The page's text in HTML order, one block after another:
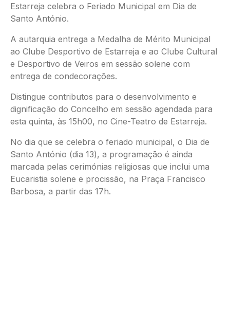
Estarreja celebra o Feriado Municipal em Dia de
Santo António.
A autarquia entrega a Medalha de Mérito Municipal
ao Clube Desportivo de Estarreja e ao Clube Cultural
e Desportivo de Veiros em sessão solene com
entrega de condecorações.
Distingue contributos para o desenvolvimento e
dignificação do Concelho em sessão agendada para
esta quinta, às 15h00, no Cine-Teatro de Estarreja.
No dia que se celebra o feriado municipal, o Dia de
Santo António (dia 13), a programação é ainda
marcada pelas cerimónias religiosas que inclui uma
Eucaristia solene e procissão, na Praça Francisco
Barbosa, a partir das 17h.